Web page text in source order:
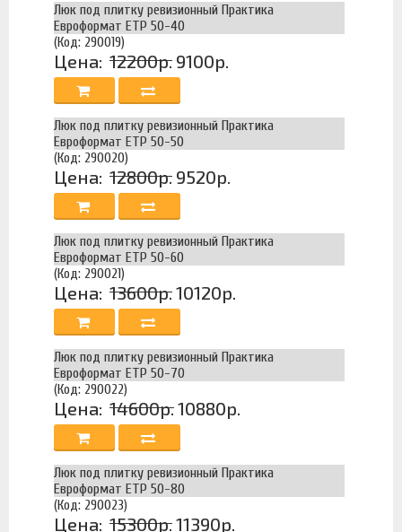
Люк под плитку ревизионный Практика
Евроформат ЕТР 50-40
(Код: 290019)
Цена: 12200р. 9100р.
Люк под плитку ревизионный Практика
Евроформат ЕТР 50-50
(Код: 290020)
Цена: 12800р. 9520р.
Люк под плитку ревизионный Практика
Евроформат ЕТР 50-60
(Код: 290021)
Цена: 13600р.10120р.
Люк под плитку ревизионный Практика
Евроформат ЕТР 50-70
(Код: 290022)
Цена: 14600р.10880р.
Люк под плитку ревизионный Практика
Евроформат ЕТР 50-80
(Код: 290023)
Цена: 15300р.11390р.